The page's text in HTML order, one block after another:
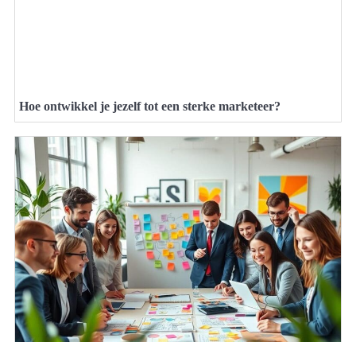
Hoe ontwikkel je jezelf tot een sterke marketeer?